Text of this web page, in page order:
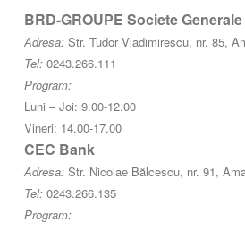
BRD-GROUPE Societe Generale
Adresa: Str. Tudor Vladimirescu, nr. 85,
Tel: 0243.266.111
Program:
Luni – Joi: 9.00-12.00
Vineri: 14.00-17.00
CEC Bank
Adresa: Str. Nicolae Bălcescu, nr. 91,
Tel: 0243.266.135
Program: